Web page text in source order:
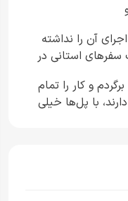
آن را نداشته
استانی در
و کار را تمام
با پل‌ها خیلی